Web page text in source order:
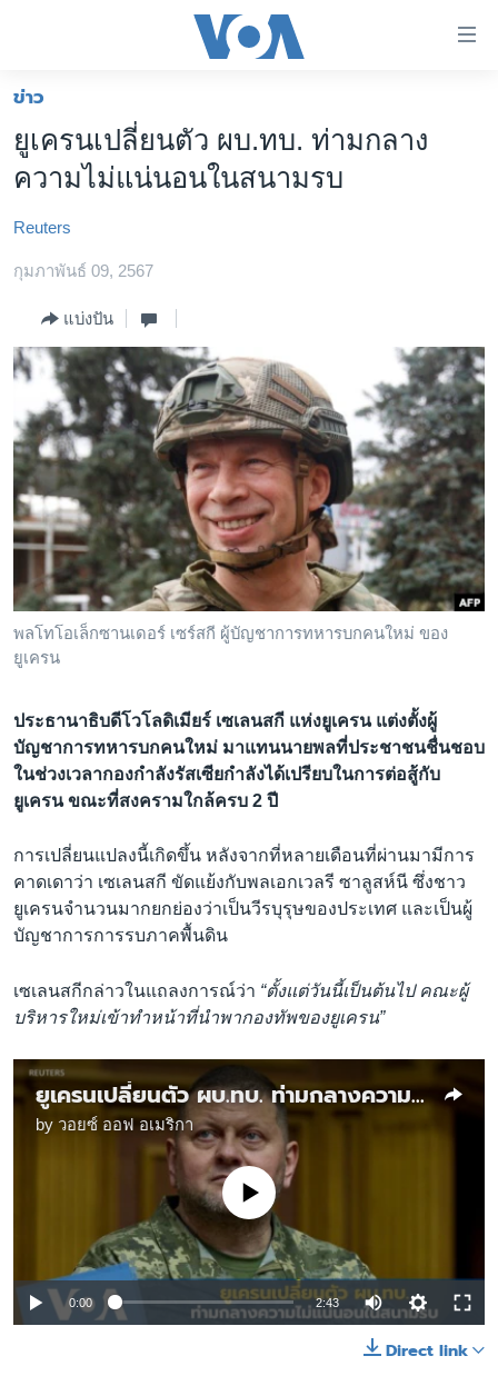
ต่อ
ไป
เนื้อหา
ข้าม
ไป
ข้าม
ไป
การ
ค้นหา
โลก
เอเชีย
สหรัฐฯ
ไทย
ธุรกิจ
วิทยาศาสตร์
สังคมและสุขภาพ
ไลฟ์สไตล์
ตรวจสอบข่าว
เรียนรู้ภาษาอังกฤษ
พอดคาสต์
ติดตามเรา
เลือกภาษา
ข่าว
ยูเครนเปลี่ยนตัว ผบ.ทบ. ท่ามกลาง
ความไม่แน่นอนในสนามรบ
Reuters
กุมภาพันธ์ 09, 2567
แบ่งปัน
พลโทโอเล็กซานเดอร์ เซร์สกี ผู้บัญชาการทหารบกคนใหม่ ของ
ยูเครน
ประธานาธิบดีโวโลดิเมียร์ เซเลนสกี แห่งยูเครน แต่งตั้งผู้
บัญชาการทหารบกคนใหม่ มาแทนนายพลที่ประชาชนชื่นชอบ
ในช่วงเวลากองกำลังรัสเซียกำลังได้เปรียบในการต่อสู้กับ
ยูเครน ขณะที่สงครามใกล้ครบ 2 ปี
การเปลี่ยนแปลงนี้เกิดขึ้น หลังจากที่หลายเดือนที่ผ่านมามีการ
คาดเดาว่า เซเลนสกี ขัดแย้งกับพลเอกเวลรี ซาลูสห์นี ซึ่งชาว
ยูเครนจำนวนมากยกย่องว่าเป็นวีรบุรุษของประเทศ และเป็นผู้
บัญชาการการรบภาคพื้นดิน
เซเลนสกีกล่าวในแถลงการณ์ว่า “ตั้งแต่วันนี้เป็นต้นไป คณะผู้
บริหารใหม่เข้าทำหน้าที่นำพากองทัพของยูเครน”
ยูเครนเปลี่ยนตัว ผบ.ทบ. ท่ามกลางความไม่แน่นอนในสนามรบ
by วอยซ์ ออฟ อเมริกา
No media source currently available
0:00 2:43
Direct link